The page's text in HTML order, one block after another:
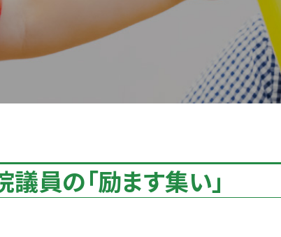
員の「励ます集い」